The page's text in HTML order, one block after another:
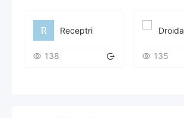
Receptri
138 135